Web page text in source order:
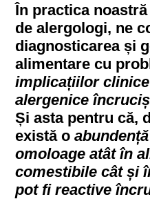
În practica
de alergologi, ne
diagnosticarea și
alimentare cu
implicațiilor
alergenice
Și asta pentru că,
există o
omoloage atât în
comestibile cât și
pot fi reactive